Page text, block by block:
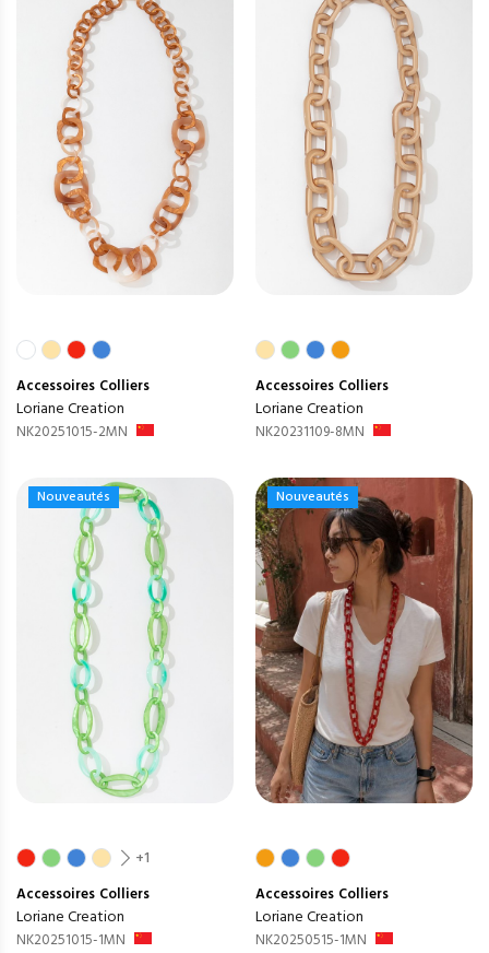
Accessoires Colliers
Loriane Creation
NK20251015-2MN
Accessoires Colliers
Loriane Creation
NK20231109-8MN
Nouveautés
+1
Accessoires Colliers
Loriane Creation
NK20251015-1MN
Nouveautés
Accessoires Colliers
Loriane Creation
NK20250515-1MN